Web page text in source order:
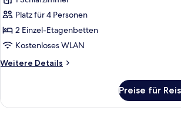
Vierbettzimmer
anzeigen
Platz für 4 Personen
2 Einzel-Etagenbetten
Kostenloses WLAN
Weitere Details
Weitere
Vierbettzimmer
Preise für